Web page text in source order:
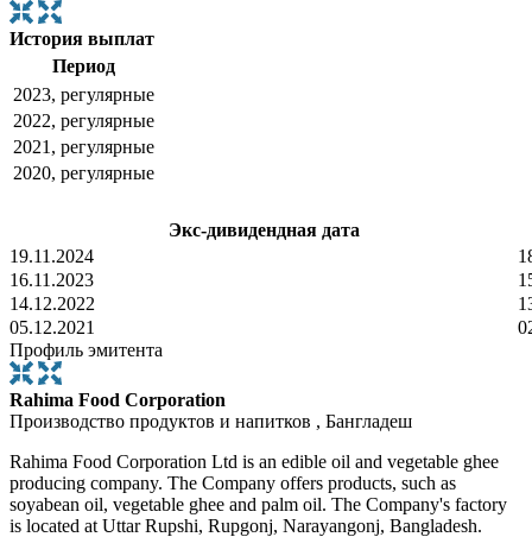
История выплат
Период
2023, регулярные
2022, регулярные
2021, регулярные
2020, регулярные
Экс-дивидендная дата
19.11.2024
16.11.2023
14.12.2022
05.12.2021
Профиль эмитента
Rahima Food Corporation
Производство продуктов и напитков , Бангладеш
Rahima Food Corporation Ltd is an edible oil and vegetable ghee
producing company. The Company offers products, such as
soyabean oil, vegetable ghee and palm oil. The Company's factory
is located at Uttar Rupshi, Rupgonj, Narayangonj, Bangladesh.